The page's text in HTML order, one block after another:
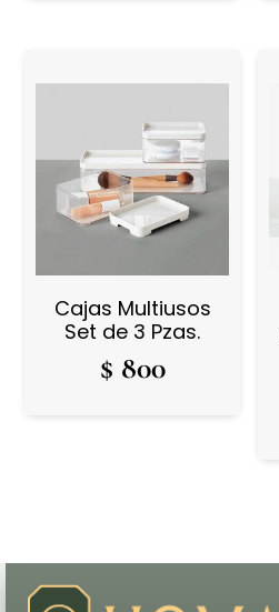
Cajas Multiusos
Set de 3 Pzas.
$ 800